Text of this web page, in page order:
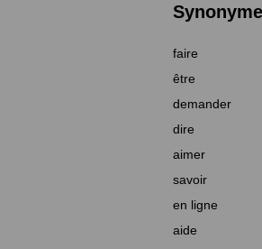
faire
être
demander
dire
aimer
savoir
en ligne
aide